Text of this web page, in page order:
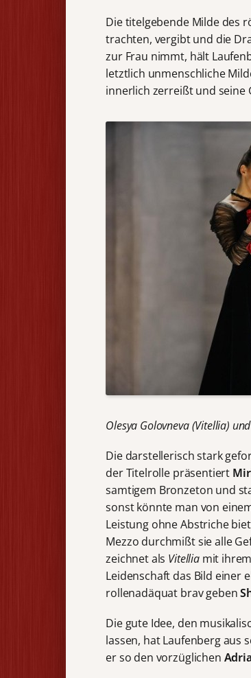
Die titelgebende Milde des
trachten, vergibt und die
zur Frau nimmt, hält
letztlich unmenschliche
innerlich zerreißt und seine
Olesya Golovneva (Vitellia)
Die darstellerisch stark
der Titelrolle präsentiert
samtigem Bronzeton und
sonst könnte man von
Leistung ohne Abstriche
Mezzo durchmißt sie alle
zeichnet als Vitelliamit
Leidenschaft das Bild einer
rollenadäquat brav geben
Die gute Idee, den
lassen, hat Laufenberg aus
er so den vorzüglichen